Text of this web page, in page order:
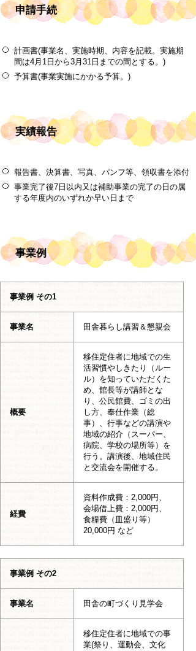
申請手続
計画書(事業名、実施時期、内容を記載。実施期
間は4月1日から3月31日までの間とする。)
予算書(事業実施にかかる予算。)
実績報告
報告書、決算書、写真、パンフ等、領収書を添付
事業完了後7日以内又は補助事業の完了の日の属
する年度内のいずれか早い日まで
事業例
事業例 その1
事業名 田舎暮らし講習＆懇親会
概要
移住定住者に地域での生
活習慣やしきたり（ルー
ル）を知っていただくた
め、館長等が講師とな
り、公民館費、ゴミの出
し方、奉仕作業（総
事）、行事などの講演や
地域の紹介（スーパー、
病院、学校の場所等）を
行う。講演後、地域住民
と交流会を開催する。
経費
資料作成費：2,000円、
会場借上費：2,000円、
食糧費（皿盛り等）
20,000円 など
事業例 その2
事業名 田舎の町づくり見学会
移住定住者に地域での事
業(祭り、運動会、文化